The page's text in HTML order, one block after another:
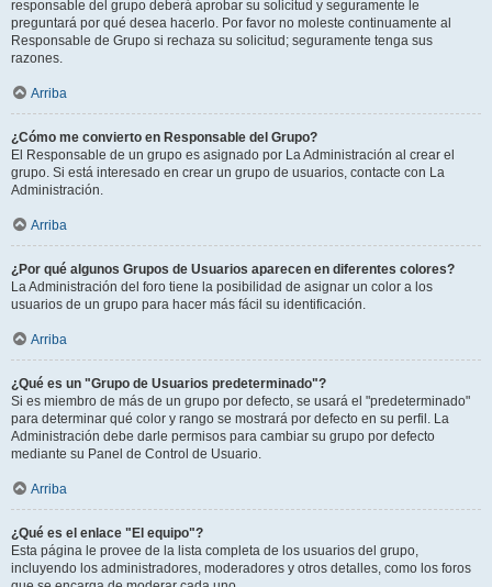
responsable del grupo deberá aprobar su solicitud y seguramente le
preguntará por qué desea hacerlo. Por favor no moleste continuamente al
Responsable de Grupo si rechaza su solicitud; seguramente tenga sus
razones.
Arriba
¿Cómo me convierto en Responsable del Grupo?
El Responsable de un grupo es asignado por La Administración al crear el
grupo. Si está interesado en crear un grupo de usuarios, contacte con La
Administración.
Arriba
¿Por qué algunos Grupos de Usuarios aparecen en diferentes colores?
La Administración del foro tiene la posibilidad de asignar un color a los
usuarios de un grupo para hacer más fácil su identificación.
Arriba
¿Qué es un "Grupo de Usuarios predeterminado"?
Si es miembro de más de un grupo por defecto, se usará el "predeterminado"
para determinar qué color y rango se mostrará por defecto en su perfil. La
Administración debe darle permisos para cambiar su grupo por defecto
mediante su Panel de Control de Usuario.
Arriba
¿Qué es el enlace "El equipo"?
Esta página le provee de la lista completa de los usuarios del grupo,
incluyendo los administradores, moderadores y otros detalles, como los foros